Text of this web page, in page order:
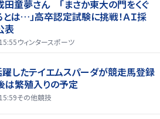
田童夢さん 「まさか東大の門をくぐ
は…」高卒認定試験に挑戦！ＡＩ採
表
ウィンタースポーツ
躍したテイエムスパーダが競走馬登録
繁殖入りの予定
その他競技